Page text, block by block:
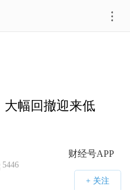
大幅回撤迎来低
财经号APP
5446